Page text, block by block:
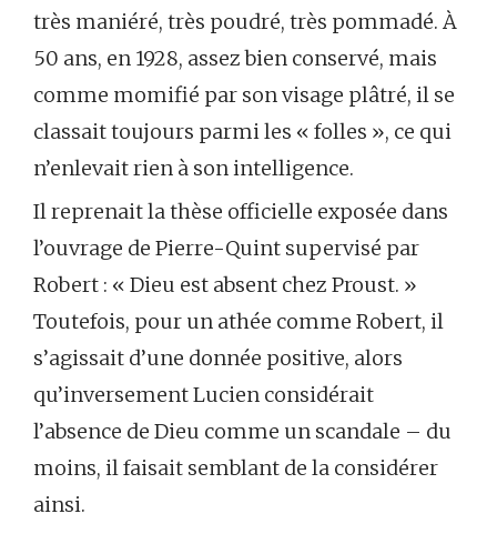
très maniéré, très poudré, très pommadé. À
50 ans, en 1928, assez bien conservé, mais
comme momifié par son visage plâtré, il se
classait toujours parmi les « folles », ce qui
n’enlevait rien à son intelligence.
Il reprenait la thèse officielle exposée dans
l’ouvrage de Pierre-Quint supervisé par
Robert : « Dieu est absent chez Proust. »
Toutefois, pour un athée comme Robert, il
s’agissait d’une donnée positive, alors
qu’inversement Lucien considérait
l’absence de Dieu comme un scandale – du
moins, il faisait semblant de la considérer
ainsi.